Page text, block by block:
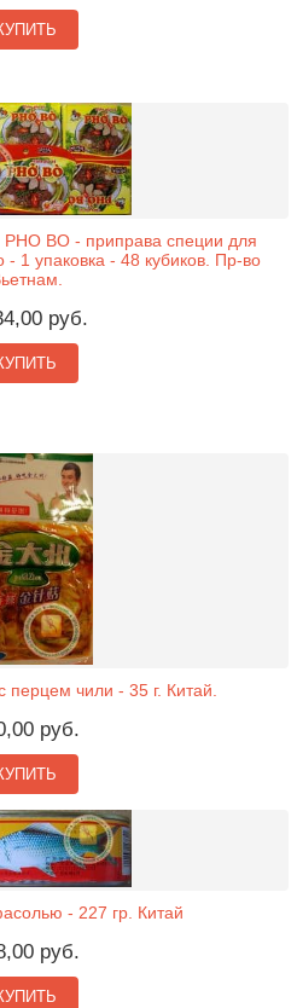
BO - приправа специи для
1 упаковка - 48 кубиков. Пр-во
руб.
чили - 35 г. Китай.
руб.
- 227 гр. Китай
руб.